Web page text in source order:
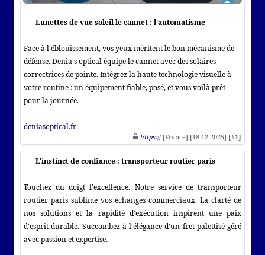
Lunettes de vue soleil le cannet : l'automatisme
Face à l'éblouissement, vos yeux méritent le bon mécanisme de
défense. Denia's optical équipe le cannet avec des solaires
correctrices de pointe. Intégrez la haute technologie visuelle à
votre routine : un équipement fiable, posé, et vous voilà prêt
pour la journée.
deniasoptical.fr
https:// [France] [18-12-2025] [#1]
L'instinct de confiance : transporteur routier paris
Touchez du doigt l'excellence. Notre service de transporteur
routier paris sublime vos échanges commerciaux. La clarté de
nos solutions et la rapidité d'exécution inspirent une paix
d'esprit durable. Succombez à l'élégance d'un fret palettisé géré
avec passion et expertise.